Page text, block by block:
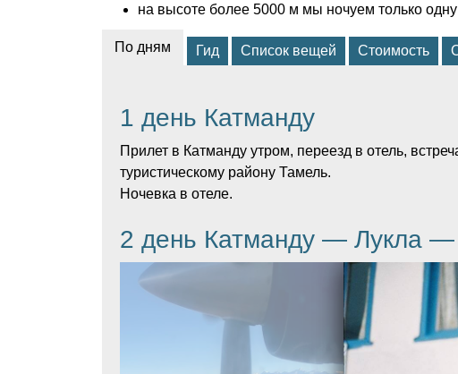
на высоте более 5000 м мы ночуем только
По дням Гид Список вещей Стоимость
1 день Катманду
Прилет в Катманду утром, переезд в отель,
туристическому району Тамель.
Ночевка в отеле.
2 день Катманду — Лукла